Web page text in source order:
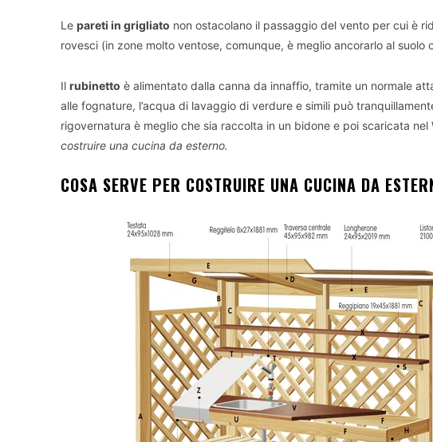
Le pareti in grigliato non ostacolano il passaggio del vento per cui è
rovesci (in zone molto ventose, comunque, è meglio ancorarlo al suolo
Il rubinetto è alimentato dalla canna da innaffio, tramite un normale
alle fognature, l’acqua di lavaggio di verdure e simili può
rigovernatura è meglio che sia raccolta in un bidone e poi scaricata
costruire una cucina da esterno.
COSA SERVE PER COSTRUIRE UNA CUCINA DA